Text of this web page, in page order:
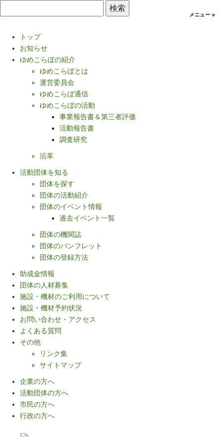
トップ
お知らせ
ゆめこらぼの紹介
ゆめこらぼとは
運営委員会
ゆめこらぼ通信
ゆめこらぼの活動
事業報告書＆第三者評価
活動報告書
調査研究
沿革
活動団体を知る
団体を探す
団体の活動紹介
団体のイベント情報
過去イベント一覧
団体の機関誌
団体のパンフレット
団体の登録方法
助成金情報
団体の人材募集
施設・機材のご利用について
施設・機材予約状況
お問い合わせ・アクセス
よくある質問
その他
リンク集
サイトマップ
企業の方へ
活動団体の方へ
市民の方へ
行政の方へ